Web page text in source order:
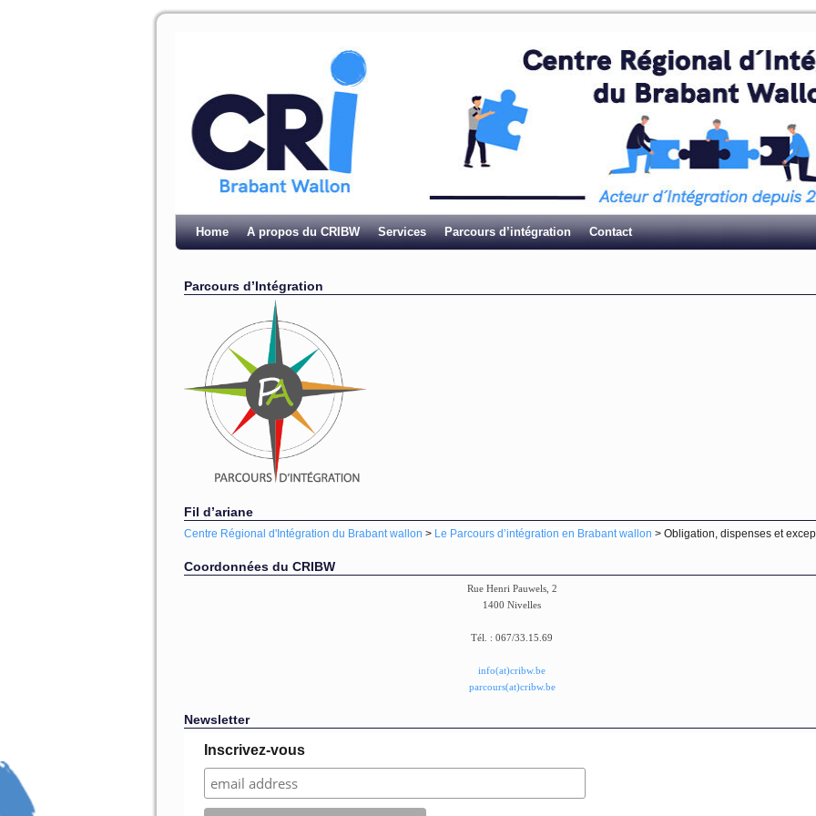
Home A propos du CRIBW Services Parcours d’intégration Contact
Parcours d’Intégration
Fil d’ariane
Centre Régional d'Intégration du Brabant wallon > Le Parcours d’intégration en Brabant wallon > Obligation, dispenses et
Coordonnées du CRIBW
Rue Henri Pauwels, 2
1400 Nivelles
Tél. : 067/33.15.69
info(at)cribw.be
parcours(at)cribw.be
Newsletter
Inscrivez-vous